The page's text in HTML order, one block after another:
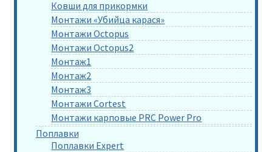
Ковши для прикормки
Монтажи «Убийца карася»
Монтажи Octopus
Монтажи Octopus2
Монтаж1
Монтаж2
Монтаж3
Монтажи Cortest
Монтажи карповые PRC Power Pro
Поплавки
Поплавки Expert